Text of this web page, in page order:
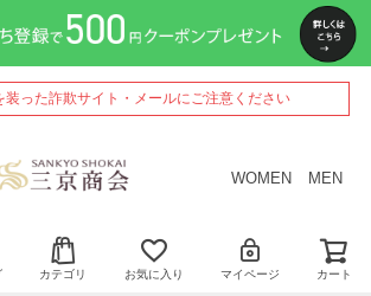
った詐欺サイト・メールにご注意ください
WOMEN MEN
カテゴリ お気に入り マイページ カート